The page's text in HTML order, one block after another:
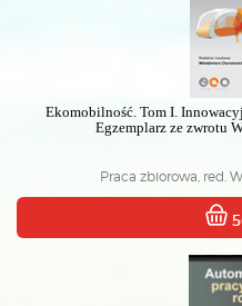
Ekomobilność. Tom I.
Egzemplarz ze zwrotu
Praca zbiorowa, red.